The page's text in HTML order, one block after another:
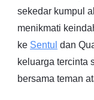
sekedar kumpul
menikmati
ke Sentul dan
keluarga tercinta
bersama teman